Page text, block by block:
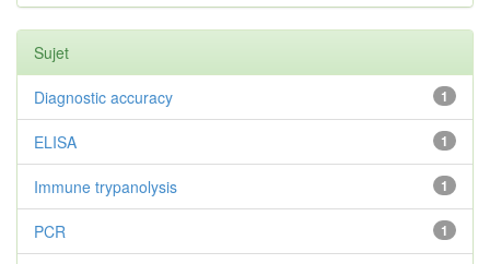
Sujet
1
Diagnostic accuracy
1
ELISA
1
Immune trypanolysis
1
PCR